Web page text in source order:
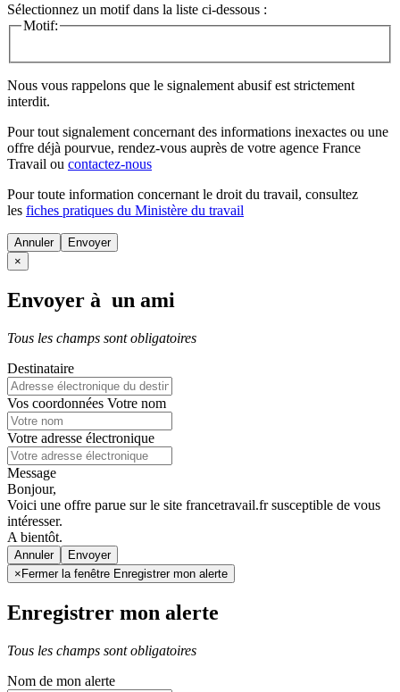
Sélectionnez un motif dans la liste ci-dessous :
Motif:
Nous vous rappelons que le signalement abusif est strictement
interdit.
Pour tout signalement concernant des informations inexactes ou une
offre déjà pourvue, rendez-vous auprès de votre agence France
Travail ou contactez-nous
Pour toute information concernant le droit du travail, consultez
les fiches pratiques du Ministère du travail
Annuler
×
Envoyer à un ami
Tous les champs sont obligatoires
Destinataire
Vos coordonnées Votre nom
Votre adresse électronique
Message
Bonjour,
Voici une offre parue sur le site francetravail.fr susceptible de vous
intéresser.
A bientôt.
Annuler
× Fermer la fenêtre Enregistrer mon alerte
Enregistrer mon alerte
Tous les champs sont obligatoires
Nom de mon alerte